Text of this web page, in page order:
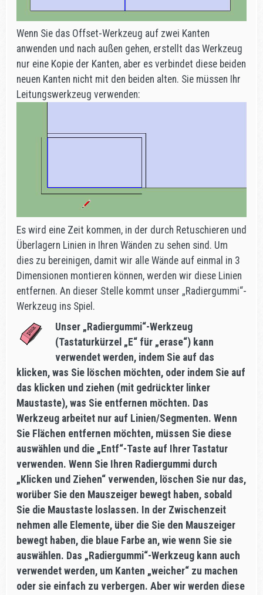
Wenn Sie das Offset-Werkzeug auf zwei Kanten
anwenden und nach außen gehen, erstellt das Werkzeug
nur eine Kopie der Kanten, aber es verbindet diese beiden
neuen Kanten nicht mit den beiden alten. Sie müssen Ihr
Leitungswerkzeug verwenden:
Es wird eine Zeit kommen, in der durch Retuschieren und
Überlagern Linien in Ihren Wänden zu sehen sind. Um
dies zu bereinigen, damit wir alle Wände auf einmal in 3
Dimensionen montieren können, werden wir diese Linien
entfernen. An dieser Stelle kommt unser „Radiergummi“-
Werkzeug ins Spiel.
Unser „Radiergummi“-Werkzeug
(Tastaturkürzel „E“ für „erase“) kann
verwendet werden, indem Sie auf das
klicken, was Sie löschen möchten, oder indem Sie auf
das klicken und ziehen (mit gedrückter linker
Maustaste), was Sie entfernen möchten. Das
Werkzeug arbeitet nur auf Linien/Segmenten. Wenn
Sie Flächen entfernen möchten, müssen Sie diese
auswählen und die „Entf“-Taste auf Ihrer Tastatur
verwenden. Wenn Sie Ihren Radiergummi durch
„Klicken und Ziehen“ verwenden, löschen Sie nur das,
worüber Sie den Mauszeiger bewegt haben, sobald
Sie die Maustaste loslassen. In der Zwischenzeit
nehmen alle Elemente, über die Sie den Mauszeiger
bewegt haben, die blaue Farbe an, wie wenn Sie sie
auswählen. Das „Radiergummi“-Werkzeug kann auch
verwendet werden, um Kanten „weicher“ zu machen
oder sie einfach zu verbergen. Aber wir werden diese